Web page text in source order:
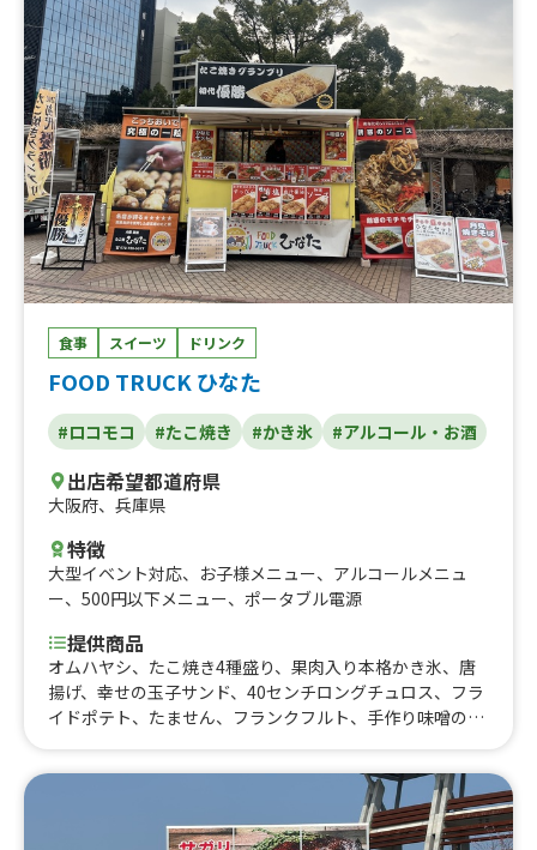
食事 スイーツ ドリンク
FOOD TRUCK ひなた
#ロコモコ #たこ焼き #かき氷 #アルコール・お酒
出店希望都道府県
大阪府、 兵庫県
特徴
大型イベント対応、 お子様メニュー、 アルコールメニュ
ー、 500円以下メニュー、 ポータブル電源
提供商品
オムハヤシ、たこ焼き4種盛り、果肉入り本格かき氷、唐
揚げ、幸せの玉子サンド、40センチロングチュロス、フラ
イドポテト、たません、フランクフルト、手作り味噌の有
ル、ラムネ、カラフルソーダ、かき氷、ロコモコ丼、濃厚
カップアイス、アイスフロート、たこせん、焼きそば、フ